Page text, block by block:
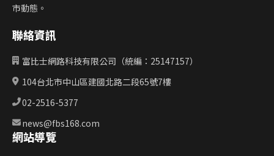
市動態。
聯絡資訊
富比士網路科技有限公司（統編：25147157）
104台北市中山區建國北路二段65號7樓
02-2516-5377
news@fbs168.com
網站導覽